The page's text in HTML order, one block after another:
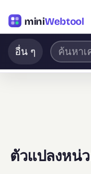
miniWebtool
อื่น ๆ
ตัวแปลงหน่